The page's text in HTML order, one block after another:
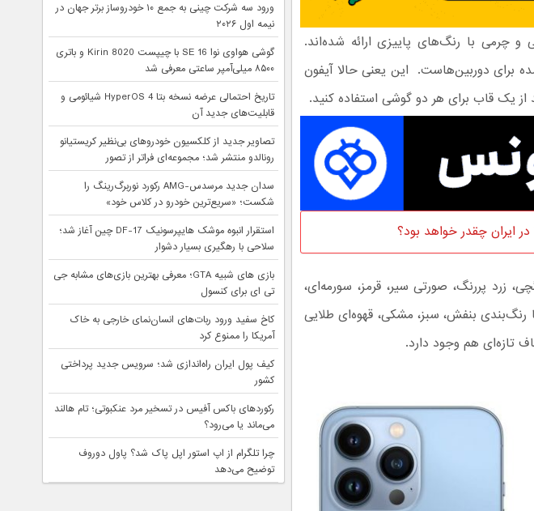
با رنگ‌های پاییزی ارائه شده‌اند.
برای دوربین‌هاست. این یعنی حالا آیفون
پررنگ، صورتی سیر، قرمز، سورمه‌ای،
بنفش، سبز، مشکی، قهوه‌ای طلایی
تازه‌ای هم وجود دارد.
ورود سه شرکت چینی به جمع ۱۰ خودروساز برتر جهان در
نیمه اول ۲۰۲۶
گوشی هواوی نوا 16 SE با چیپست Kirin 8020 و باتری
۸۵۰۰ میلی‌آمپر ساعتی معرفی شد
تاریخ احتمالی عرضه نسخه بتا HyperOS 4 شیائومی و
قابلیت‌های جدید آن
تصاویر جدید از کلکسیون خودروهای بی‌نظیر کریستیانو
رونالدو منتشر شد؛ مجموعه‌ای فراتر از تصور
سدان جدید مرسدس-AMG رکورد نوربرگ‌رینگ را
شکست؛ «سریع‌ترین خودرو در کلاس خود»
استقرار انبوه موشک هایپرسونیک DF-17 چین آغاز شد؛
سلاحی با رهگیری بسیار دشوار
بازی های شبیه GTA؛ معرفی بهترین بازی‌های مشابه جی
تی ای برای کنسول
کاخ سفید ورود ربات‌های انسان‌نمای خارجی به خاک
آمریکا را ممنوع کرد
کیف پول ایران راه‌اندازی شد؛ سرویس جدید پرداختی
کشور
رکوردهای باکس آفیس در تسخیر مرد عنکبوتی؛ تام هالند
می‌ماند یا می‌رود؟
چرا تلگرام از اپ استور اپل پاک شد؟ پاول دوروف
توضیح می‌دهد